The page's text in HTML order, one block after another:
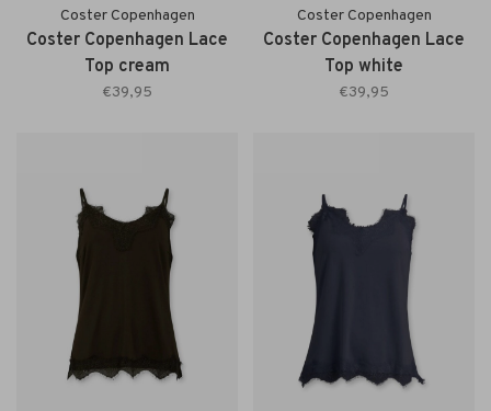
Coster Copenhagen
Coster Copenhagen Lace
Top cream
€39,95
Coster Copenhagen
Coster Copenhagen Lace
Top white
€39,95